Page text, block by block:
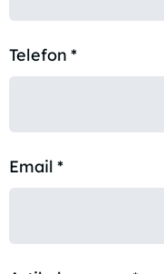
Telefon *
Email *